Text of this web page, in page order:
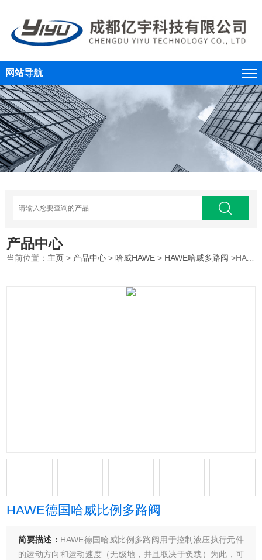
网站导航
产品中心
当前位置： 主页 > 产品中心 >哈威HAWE > HAWE哈威多路阀 >HAWE德国哈威比例多路阀
HAWE德国哈威比例多路阀
简要描述： HAWE德国哈威比例多路阀用于控制液压执行元件
的运动方向和运动速度（无级地，并且取决于负载）为此，可